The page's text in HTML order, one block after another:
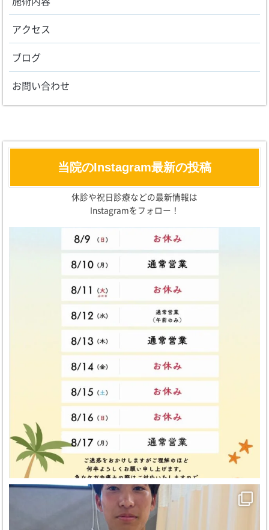
アクセス
ブログ
お問い合わせ
当院のInstagram最新の投稿
休診や祝日診療などの最新情報は
Instagramをフォロー！